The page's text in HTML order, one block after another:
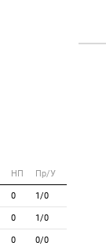
НП Пр/У
0 1/0
0 1/0
0 0/0